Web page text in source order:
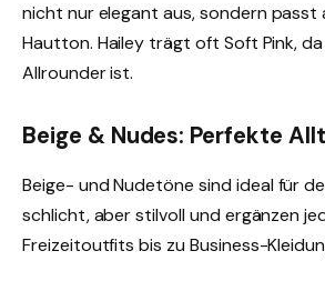
nicht nur elegant aus, sondern passt
Hautton. Hailey trägt oft Soft Pink,
Allrounder ist.
Beige & Nudes: Perfekte
Beige- und Nudetöne sind ideal für
schlicht, aber stilvoll und ergänzen
Freizeitoutfits bis zu Business-